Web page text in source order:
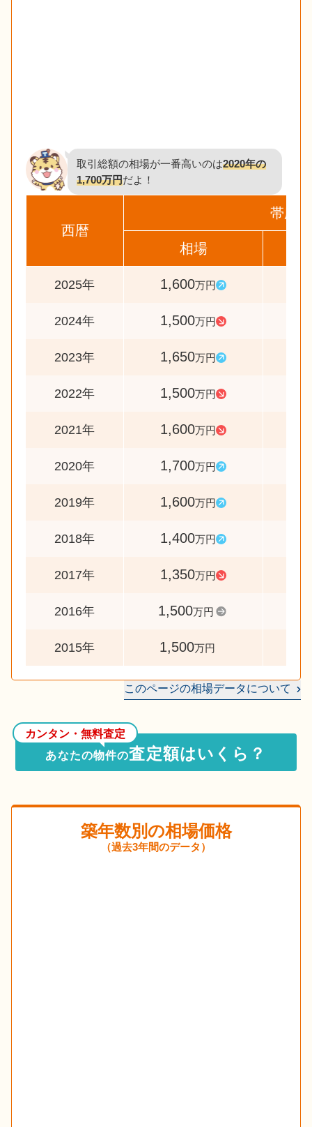
取引総額の相場が一番高いのは2020年の
1,700万円だよ！
西暦
帯広市
相場
2025年 1,600万円
2024年 1,500万円
2023年 1,650万円
2022年 1,500万円
2021年 1,600万円
2020年 1,700万円
2019年 1,600万円
2018年 1,400万円
2017年 1,350万円
2016年 1,500万円
2015年 1,500万円
このページの相場データについて
カンタン・無料査定
あなたの物件の査定額はいくら？
築年数別の相場価格
（過去3年間のデータ）